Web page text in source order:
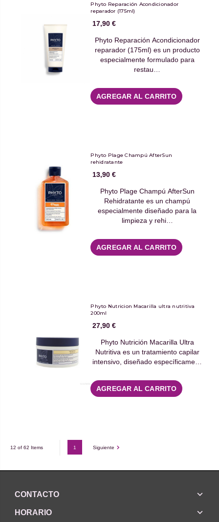
Phyto Reparación Acondicionador
reparador (175ml)
17,90 €
Phyto Reparación Acondicionador
reparador (175ml) es un producto
especialmente formulado para
restau…
AGREGAR AL CARRITO
Phyto Plage Champú AfterSun
rehidratante
13,90 €
Phyto Plage Champú AfterSun
Rehidratante es un champú
especialmente diseñado para la
limpieza y rehi…
AGREGAR AL CARRITO
Phyto Nutricion Macarilla ultra nutritiva
200ml
27,90 €
Phyto Nutrición Macarilla Ultra
Nutritiva es un tratamiento capilar
intensivo, diseñado específicame…
AGREGAR AL CARRITO
12 of 62 Items 1 Siguiente
CONTACTO
HORARIO